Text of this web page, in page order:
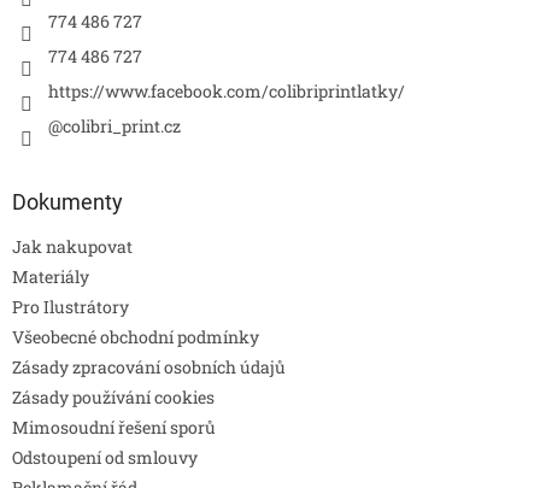
774 486 727
774 486 727
https://www.facebook.com/colibriprintlatky/
@colibri_print.cz
Dokumenty
Jak nakupovat
Materiály
Pro Ilustrátory
Všeobecné obchodní podmínky
Zásady zpracování osobních údajů
Zásady používání cookies
Mimosoudní řešení sporů
Odstoupení od smlouvy